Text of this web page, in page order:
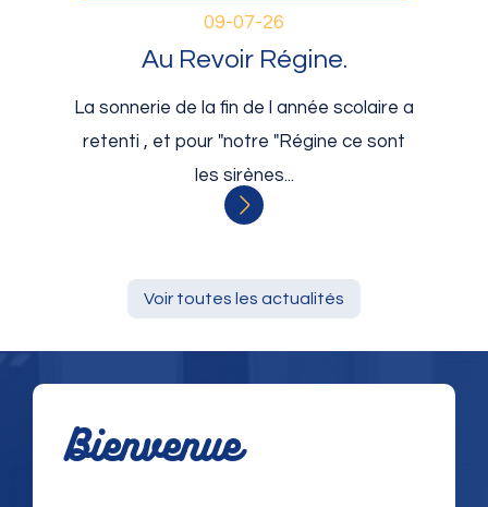
09-07-26
Au Revoir Régine.
La sonnerie de la fin de l année scolaire a
retenti , et pour "notre "Régine ce sont
les sirènes...
Voir toutes les actualités
Bienvenue